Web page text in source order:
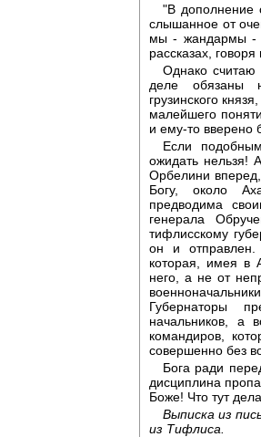
"В дополнение
слышанное от
мы - жандармы -
рассказах,
Однако считаю
деле обязаны
грузинского
малейшего
и ему-то вверено
Если
ожидать нельзя!
Орбелини
Богу, около
предводима
генерала
тифлисскому
он и
которая, имея в
него, а не от
Губернаторы
начальников, а
командиров,
совершенно без
Бога ради
дисциплина
Боже! Что тут
Выписка из
из Тифлиса.